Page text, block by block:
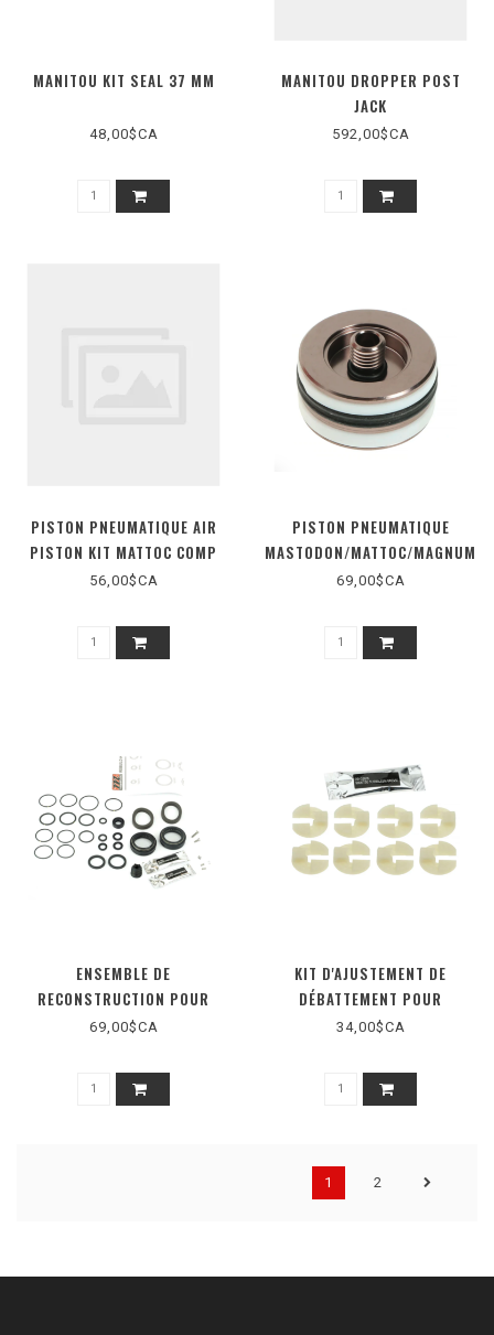
MANITOU KIT SEAL 37 MM
48,00$CA
MANITOU DROPPER POST
JACK
592,00$CA
PISTON PNEUMATIQUE AIR
PISTON KIT MATTOC COMP
56,00$CA
PISTON PNEUMATIQUE
MASTODON/MATTOC/MAGNUM
PRO
69,00$CA
ENSEMBLE DE
RECONSTRUCTION POUR
MASTODON/MATTOC/MAGNUM
69,00$CA
KIT D'AJUSTEMENT DE
DÉBATTEMENT POUR
MASTODON/MEZZER
34,00$CA
1 2